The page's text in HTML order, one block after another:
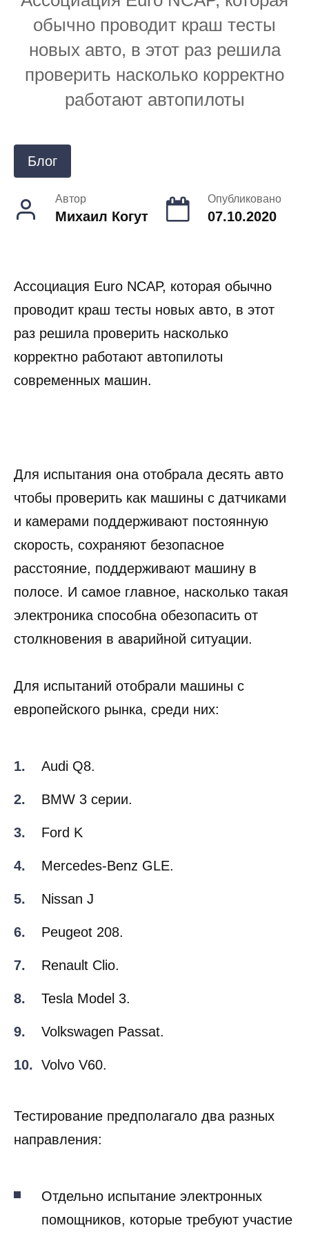
обычно проводит краш тесты
новых авто, в этот раз решила
проверить насколько корректно
работают автопилоты
Блог
Автор
Михаил Когут
Опубликовано
07.10.2020
Ассоциация Euro NCAP, которая обычно
проводит краш тесты новых авто, в этот
раз решила проверить насколько
корректно работают автопилоты
современных машин.
Для испытания она отобрала десять авто
чтобы проверить как машины с датчиками
и камерами поддерживают постоянную
скорость, сохраняют безопасное
расстояние, поддерживают машину в
полосе. И самое главное, насколько такая
электроника способна обезопасить от
столкновения в аварийной ситуации.
Для испытаний отобрали машины с
европейского рынка, среди них:
Audi Q8.
BMW 3 серии.
Ford K
Mercedes-Benz GLE.
Nissan J
Peugeot 208.
Renault Clio.
Tesla Model 3.
Volkswagen Passat.
Volvo V60.
Тестирование предполагало два разных
направления:
Отдельно испытание электронных
помощников, которые требуют участие